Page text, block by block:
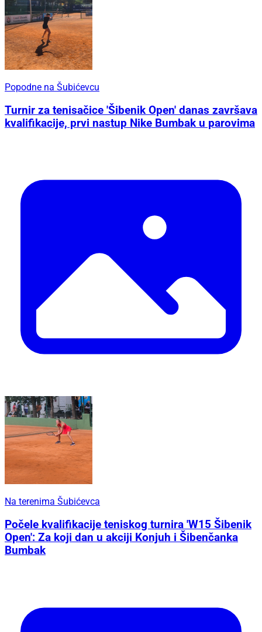
Popodne na Šubićevcu
Turnir za tenisačice 'Šibenik Open' danas završava
kvalifikacije, prvi nastup Nike Bumbak u parovima
Na terenima Šubićevca
Počele kvalifikacije teniskog turnira 'W15 Šibenik
Open': Za koji dan u akciji Konjuh i Šibenčanka
Bumbak